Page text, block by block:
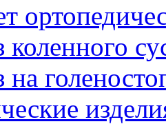
коленного
на